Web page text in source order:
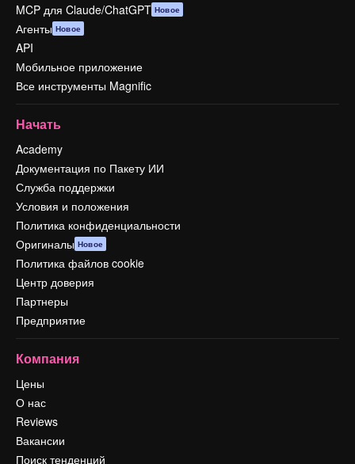
MCP для Claude/ChatGPT Новое
Агенты Новое
API
Мобильное приложение
Все инструменты Magnific
Начать
Academy
Документация по Пакету ИИ
Служба поддержки
Условия и положения
Политика конфиденциальности
Оригиналы Новое
Политика файлов cookie
Центр доверия
Партнеры
Предприятие
Компания
Цены
О нас
Reviews
Вакансии
Поиск тенденций